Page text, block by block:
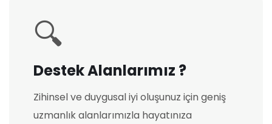
🔍
Destek Alanlarımız ?
Zihinsel ve duygusal iyi oluşunuz için geniş
uzmanlık alanlarımızla hayatınıza